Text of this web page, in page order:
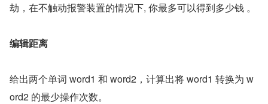
劫，在不触动报警装置的情况下, 你最多可以得到多少钱 。
编辑距离
给出两个单词 word1 和 word2，计算出将 word1 转换为 w
ord2 的最少操作次数。